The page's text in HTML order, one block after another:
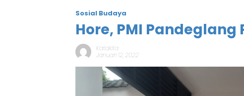
Sosial Budaya
Hore, PMI
Katakita
Januari 12, 2022